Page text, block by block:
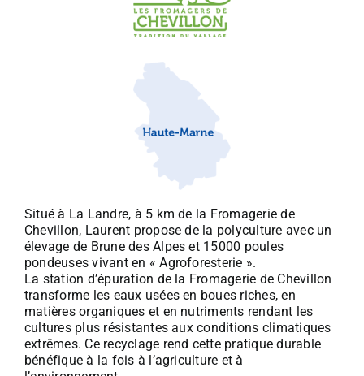
Situé à La Landre, à 5 km de la Fromagerie de
Chevillon, Laurent propose de la polyculture avec un
élevage de Brune des Alpes et 15000 poules
pondeuses vivant en « Agroforesterie ».
La station d’épuration de la Fromagerie de Chevillon
transforme les eaux usées en boues riches, en
matières organiques et en nutriments rendant les
cultures plus résistantes aux conditions climatiques
extrêmes. Ce recyclage rend cette pratique durable
bénéfique à la fois à l’agriculture et à